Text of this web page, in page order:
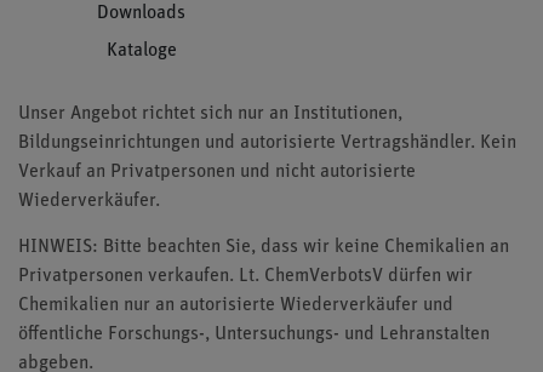
Downloads
Kataloge
Unser Angebot richtet sich nur an Institutionen,
Bildungseinrichtungen und autorisierte Vertragshändler. Kein
Verkauf an Privatpersonen und nicht autorisierte
Wiederverkäufer.
HINWEIS: Bitte beachten Sie, dass wir keine Chemikalien an
Privatpersonen verkaufen. Lt. ChemVerbotsV dürfen wir
Chemikalien nur an autorisierte Wiederverkäufer und
öffentliche Forschungs-, Untersuchungs- und Lehranstalten
abgeben.